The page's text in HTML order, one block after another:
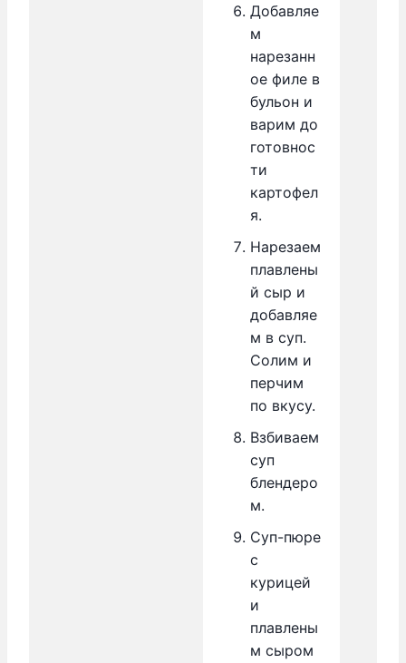
Добавляе
м
нарезанн
ое филе в
бульон и
варим до
готовнос
ти
картофел
я.
Нарезаем
плавлены
й сыр и
добавляе
м в суп.
Солим и
перчим
по вкусу.
Взбиваем
суп
блендеро
м.
Суп-пюре
с
курицей
и
плавлены
м сыром